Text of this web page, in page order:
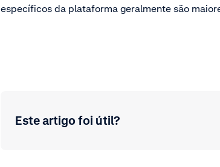
específicos da plataforma geralmente são
Este artigo foi útil?